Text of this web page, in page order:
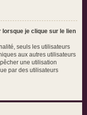
lorsque je clique sur le lien
seuls les utilisateurs
aux autres utilisateurs
une utilisation
par des utilisateurs